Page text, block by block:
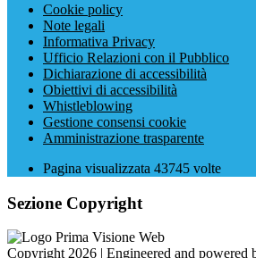
Cookie policy
Note legali
Informativa Privacy
Ufficio Relazioni con il Pubblico
Dichiarazione di accessibilità
Obiettivi di accessibilità
Whistleblowing
Gestione consensi cookie
Amministrazione trasparente
Pagina visualizzata 43745 volte
Sezione Copyright
Copyright 2026 | Engineered and powered